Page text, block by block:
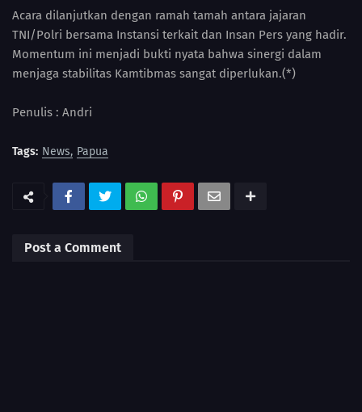
Acara dilanjutkan dengan ramah tamah antara jajaran
TNI/Polri bersama Instansi terkait dan Insan Pers yang hadir.
Momentum ini menjadi bukti nyata bahwa sinergi dalam
menjaga stabilitas Kamtibmas sangat diperlukan.(*)
Penulis : Andri
Tags: News Papua
Post a Comment